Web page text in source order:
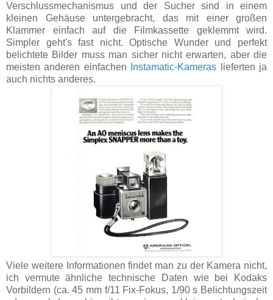
Verschlussmechanismus und der Sucher sind in einem
kleinen Gehäuse untergebracht, das mit einer großen
Klammer einfach auf die Filmkassette geklemmt wird.
Simpler geht's fast nicht. Optische Wunder und perfekt
belichtete Bilder muss man sicher nicht erwarten, aber die
meisten anderen einfachen
Instamatic-Kameras lieferten ja
auch nichts anderes.
Viele weitere Informationen findet man zu der Kamera nicht,
ich vermute ähnliche technische Daten wie bei Kodaks
Vorbildern (ca. 45 mm f/11 Fix-Fokus, 1/90 s Belichtungszeit